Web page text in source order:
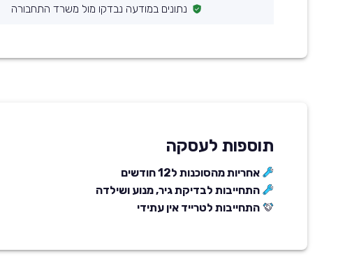
נתונים במודעה נבדקו מול משרד התחבורה
תוספות לעסקה
אחריות מהסוכנות ל12 חודשים
התחייבות לבדיקת גיר, מנוע ושילדה
התחייבות לטרייד אין עתידי